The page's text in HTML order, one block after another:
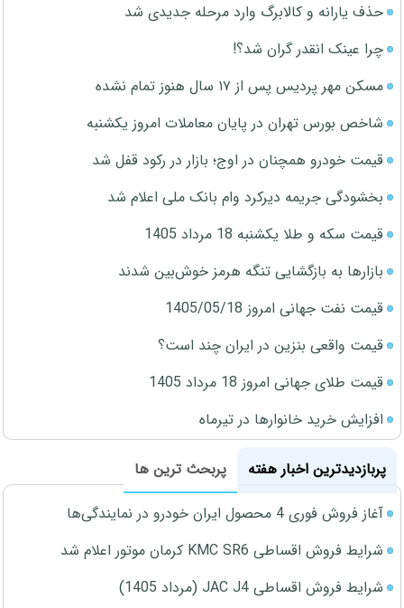
حذف یارانه و کالابرگ وارد مرحله جدیدی شد
چرا عینک انقدر گران شد؟!
مسکن مهر پردیس پس از ۱۷ سال هنوز تمام نشده
شاخص بورس تهران در پایان معاملات امروز یکشنبه
قیمت خودرو همچنان در اوج؛ بازار در رکود قفل شد
بخشودگی جریمه دیرکرد وام بانک ملی اعلام شد
قیمت سکه و طلا یکشنبه 18 مرداد 1405
بازارها به بازگشایی تنگه هرمز خوش‌بین شدند
قیمت نفت جهانی امروز 1405/05/18
قیمت واقعی بنزین در ایران چند است؟
قیمت طلای جهانی امروز 18 مرداد 1405
افزایش خرید خانوارها در تیرماه
پربازدیدترین اخبار هفته
پربحث ترین ها
آغاز فروش فوری 4 محصول ایران خودرو در نمایندگی‌ها
شرایط فروش اقساطی KMC SR6 کرمان موتور اعلام شد
شرایط فروش اقساطی JAC J4 (مرداد 1405)